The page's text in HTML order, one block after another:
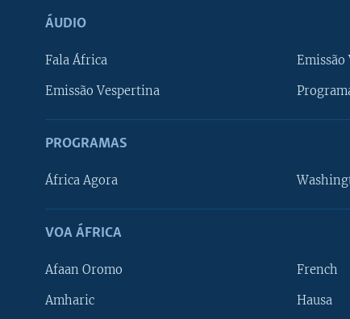
ÁUDIO
Fala África
Emissão Vespertina
PROGRAMAS
África Agora
VOA ÁFRICA
Afaan Oromo
Amharic
French
Hausa